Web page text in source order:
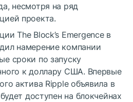
несмотря на ряд
проекта.
The Block’s Emergence в
намерение компании
сроки по запуску
к доллару США. Впервые
актива Ripple объявила в
доступен на блокчейнах